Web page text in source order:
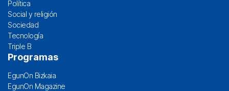
Política
Social y religión
Sociedad
Tecnología
Triple B
Programas
EgunOn Bizkaia
EgunOn Magazine